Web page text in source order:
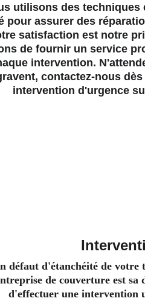
utilisons des techniques
pour assurer des
satisfaction est notre
de fournir un service
intervention.
contactez-nous
intervention d'urgence
défaut d'étanchéité de
de couverture est
d'effectuer une intervention